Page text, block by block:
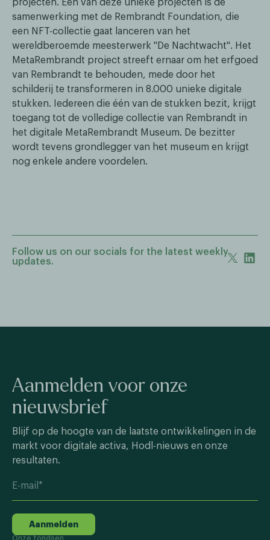
projecten. Eén van deze unieke projecten is de
samenwerking met de Rembrandt Foundation, die
een NFT-collectie gaat lanceren van het
wereldberoemde meesterwerk "De Nachtwacht". Het
MetaRembrandt project streeft ernaar om het erfgoed
van Rembrandt te behouden, mede door het
schilderij te transformeren in 8.000 unieke digitale
stukken. Iedereen die één van de stukken bezit, krijgt
toegang tot de volledige collectie van Rembrandt in
het digitale MetaRembrandt Museum. De bezitter
wordt tevens grondlegger van het museum en krijgt
nog enkele andere voordelen.
Follow us on our socials for the latest weekly
updates.
Aanmelden voor onze
nieuwsbrief
Blijf op de hoogte van de laatste ontwikkelingen in de
markt voor digitale activa, Hodl-nieuws en onze
resultaten.
Aanmelden
Onze fondsen